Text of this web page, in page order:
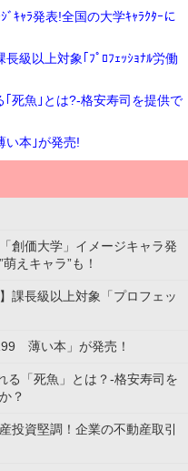
ﾞｷｬﾗ発表!全国の大学ｷｬﾗｸﾀｰに
級以上対象｢ﾌﾟﾛﾌｪｯｼｮﾅﾙ労働
｢死魚｣とは?-格安寿司を提供で
い本｣が発売!
創価大学」イメージキャラ発
えキャラ”も！
課長級以上対象「プロフェッ
薄い本」が発売！
る「死魚」とは？-格安寿司を
？
投資堅調！企業の不動産取引